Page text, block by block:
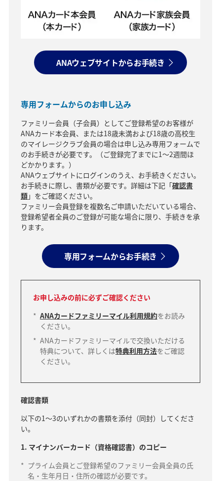
ANAウェブサイトからお手続き
専用フォームからのお申し込み
ファミリー会員（子会員）としてご登録希望のお客様が
ANAカード本会員、または18歳未満および18歳の高校生
のマイレージクラブ会員の場合は申し込み専用フォームで
のお手続きが必要です。（ご登録完了までに1～2週間ほ
どかかります。）
ANAウェブサイトにログインのうえ、お手続きください。
お手続きに際し、書類が必要です。詳細は下記「確認書
類」をご確認ください。
ファミリー会員登録を複数名ご申請いただいている場合、
登録希望者全員のご登録が可能な場合に限り、手続きを承
ります。
専用フォームからお手続き
お申し込みの前に必ずご確認ください
* ANAカードファミリーマイル利用規約をお読み
ください。
* ANAカードファミリーマイルで交換いただける
特典について、詳しくは特典利用方法をご確認
ください。
確認書類
以下の1～3のいずれかの書類を添付（同封）してくださ
い。
1. マイナンバーカード（資格確認書）のコピー
* プライム会員とご登録希望のファミリー会員全員の氏
名・生年月日・住所の確認が必要です。